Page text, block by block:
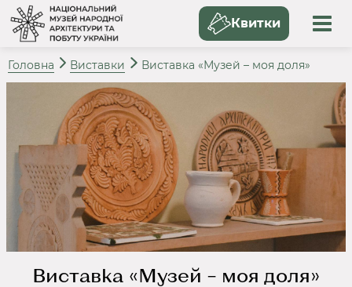
Квитки
Головна Виставки Виставка «Музей – моя доля»
Виставка «Музей – моя доля»